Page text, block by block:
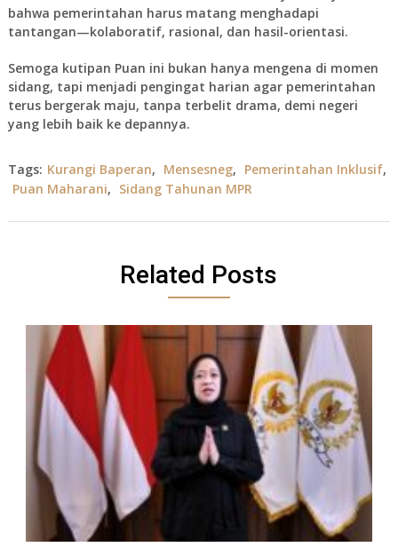
bahwa pemerintahan harus matang menghadapi
tantangan—kolaboratif, rasional, dan hasil-orientasi.
Semoga kutipan Puan ini bukan hanya mengena di momen
sidang, tapi menjadi pengingat harian agar pemerintahan
terus bergerak maju, tanpa terbelit drama, demi negeri
yang lebih baik ke depannya.
Tags: Kurangi Baperan, Mensesneg, Pemerintahan Inklusif,
Puan Maharani, Sidang Tahunan MPR
Related Posts